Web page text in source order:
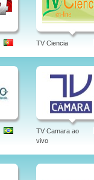
TV Ciencia
TV Camara ao
vivo